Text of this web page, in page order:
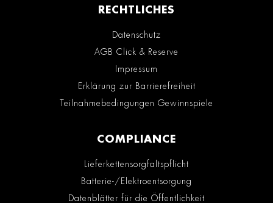
RECHTLICHES
Datenschutz
AGB Click & Reserve
Impressum
Erklärung zur Barrierefreiheit
Teilnahmebedingungen Gewinnspiele
COMPLIANCE
Lieferkettensorgfaltspflicht
Batterie-/Elektroentsorgung
Datenblätter für die Öffentlichkeit